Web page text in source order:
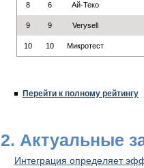
8 6 Ай-Теко
9 9 Verysell
10 10 Микротест
Перейти к полному рейтингу
2. Актуальные
Интеграция определяет